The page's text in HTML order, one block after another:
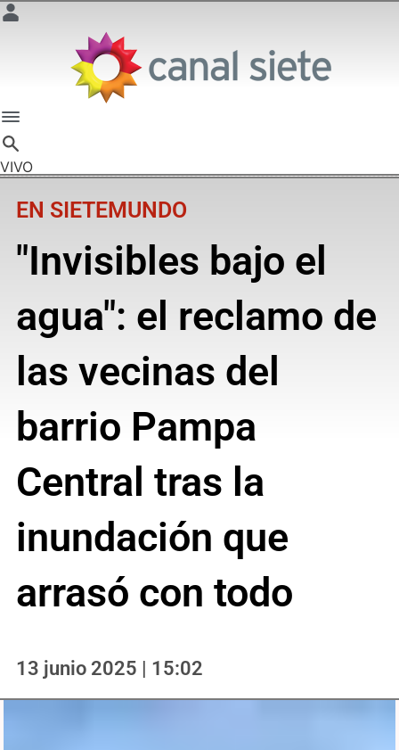
VIVO
EN SIETEMUNDO
"Invisibles bajo el
agua": el reclamo de
las vecinas del
barrio Pampa
Central tras la
inundación que
arrasó con todo
13 junio 2025 | 15:02